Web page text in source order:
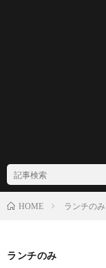
HOME ランチのみ
ランチのみ